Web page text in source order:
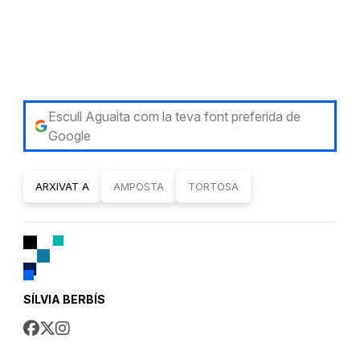
Escull Aguaita com la teva font preferida de
Google
ARXIVAT A AMPOSTA TORTOSA
SÍLVIA BERBÍS